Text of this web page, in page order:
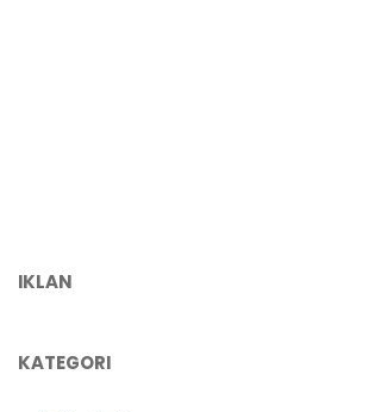
IKLAN
KATEGORI